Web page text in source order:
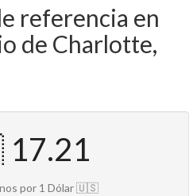
referencia en
de Charlotte,
por 1 Dólar 🇺🇸